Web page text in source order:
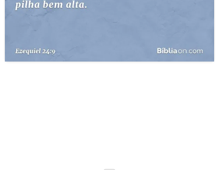
PERGUNTE À BÍBLIA
QUEM SOMOS